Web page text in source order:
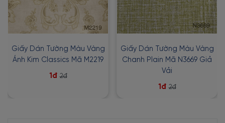
Giấy Dán Tường Màu Vàng
Ánh Kim Classics Mã M2219
1đ 2đ
Giấy Dán Tường Màu Vàng
Chanh Plain Mã N3669 Giả
Vải
1đ 2đ